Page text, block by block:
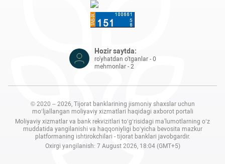
Hozir saytda:
ro'yhatdan o'tganlar - 0
mehmonlar - 2
© 2020 – 2026, Tijorat banklarining jismoniy shaxslar uchun
mo‘ljallangan moliyaviy xizmatlari haqidagi axborot portali
Moliyaviy xizmatlar va bank rekvizitlari to‘g‘risidagi ma'lumotlarning o‘z
muddatida yangilanishi va haqqoniyligi bo‘yicha bevosita mazkur
platformaning ishtirokchilari - tijorat banklari javobgardir.
Oxirgi yangilanish: 7 August 2026, 18:04 (GMT+5)